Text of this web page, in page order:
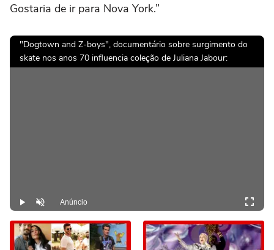
Gostaria de ir para Nova York.”
"Dogtown and Z-boys", documentário sobre surgimento do
skate nos anos 70 influencia coleção de Juliana Jabour:
Play DesmutarAnúncio